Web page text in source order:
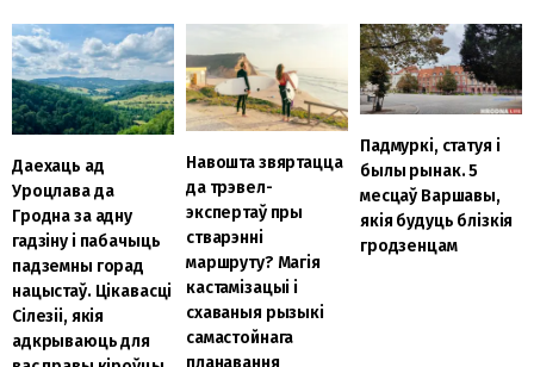
Даехаць ад
Уроцлава да
Гродна за адну
гадзіну і пабачыць
падземны горад
нацыстаў. Цікавасці
Сілезіі, якія
адкрываюць для
Навошта звяртацца
да трэвел-
экспертаў пры
стварэнні
маршруту? Магія
кастамізацыі і
схаваныя рызыкі
самастойнага
Падмуркі, статуя і
былы рынак. 5
месцаў Варшавы,
якія будуць блізкія
гродзенцам